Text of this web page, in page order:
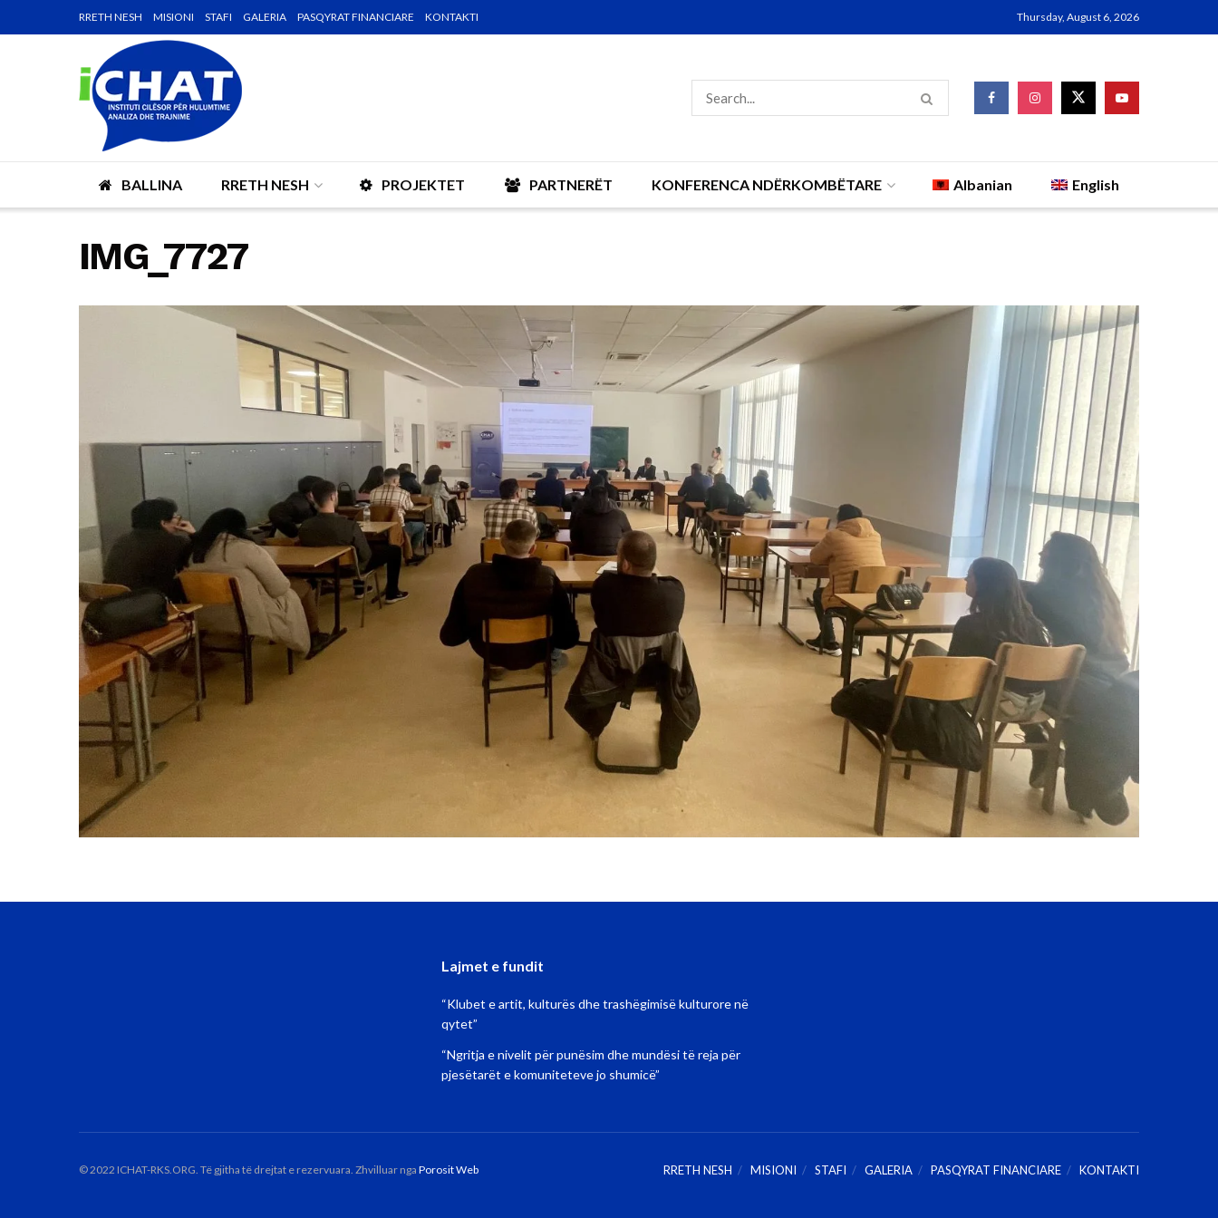
RRETH NESH MISIONI STAFI GALERIA PASQYRAT FINANCIARE KONTAKTI Thursday, August 6, 2026
BALLINA RRETH NESH PROJEKTET PARTNERËT KONFERENCA NDËRKOMBËTARE Albanian English
IMG_7727
Lajmet e fundit
“Klubet e artit, kulturës dhe trashëgimisë kulturore në
qytet”
“Ngritja e nivelit për punësim dhe mundësi të reja për
pjesëtarët e komuniteteve jo shumicë”
RRETH NESH MISIONI STAFI GALERIA PASQYRAT FINANCIARE KONTAKTI
© 2022 ICHAT-RKS.ORG. Të gjitha të drejtat e rezervuara. Zhvilluar nga Porosit Web